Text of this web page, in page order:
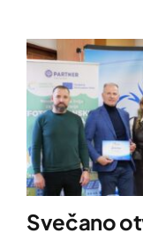
Svečano